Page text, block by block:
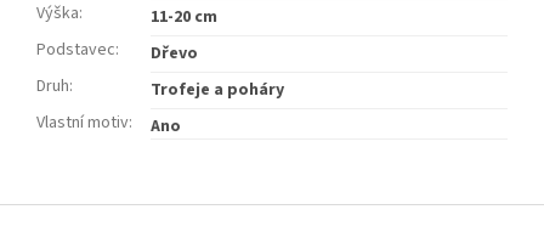
Výška:
11-20 cm
Podstavec:
Dřevo
Druh:
Trofeje a poháry
Vlastní motiv: Ano